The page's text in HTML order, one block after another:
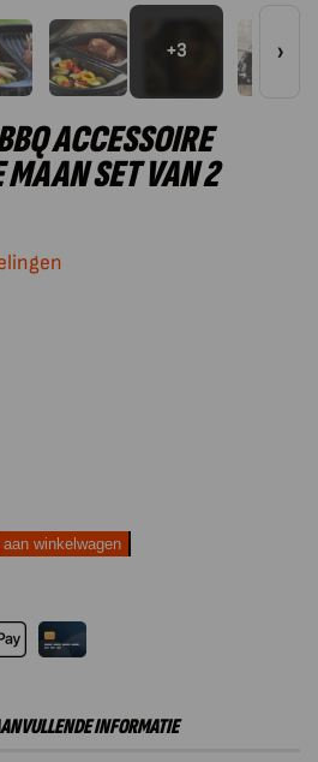
›
+3
ACCESSOIRE
MAAN SET VAN 2
winkelwagen
INFORMATIE